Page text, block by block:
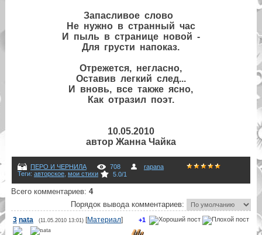
Запасливое слово
Не нужно в странный час
И пыль в странице новой -
Для грусти напоказ.
Отрежется, негласно,
Оставив легкий след...
И вновь, все также ясно,
Как отразил поэт.
10.05.2010
автор Жанна Чайка
ПЕРО И ЧЕРНИЛА 708
rapana
Теги: авторское, мои стихи 5.0/1
Всего комментариев: 4
Порядок вывода комментариев:
+1
3 nata (11.05.2010 13:01)[Материал]